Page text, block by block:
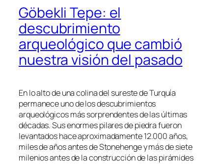
Göbekli Tepe: el
descubrimiento
arqueológico que cambió
nuestra visión del pasado
En lo alto de una colina del sureste de Turquía
permanece uno de los descubrimientos
arqueológicos más sorprendentes de las últimas
décadas. Sus enormes pilares de piedra fueron
levantados hace aproximadamente 12.000 años,
miles de años antes de Stonehenge y más de siete
milenios antes de la construcción de las pirámides